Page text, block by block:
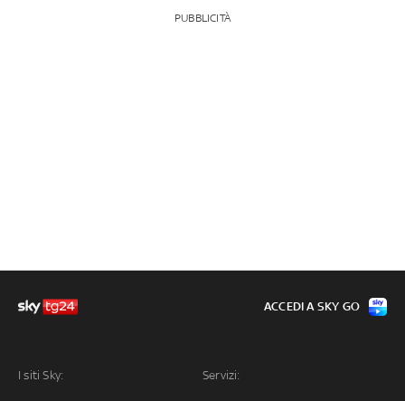
PUBBLICITÀ
I siti Sky: Servizi:
ACCEDI A SKY GO